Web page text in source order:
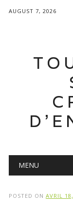
AUGUST 7, 2026
Main
MENU
POSTED ON AVRIL